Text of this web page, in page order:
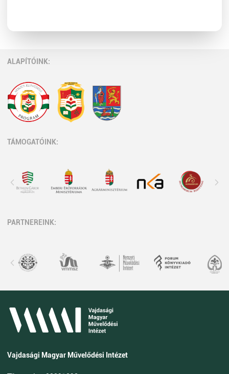
ALAPÍTÓINK:
TÁMOGATÓINK:
PARTNEREINK:
Vajdasági Magyar Művelődési Intézet